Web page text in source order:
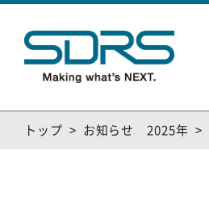
トップ お知らせ 2025年